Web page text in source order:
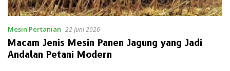
Mesin Pertanian 22 Juni 2026
Macam Jenis Mesin Panen Jagung yang Jadi
Andalan Petani Modern